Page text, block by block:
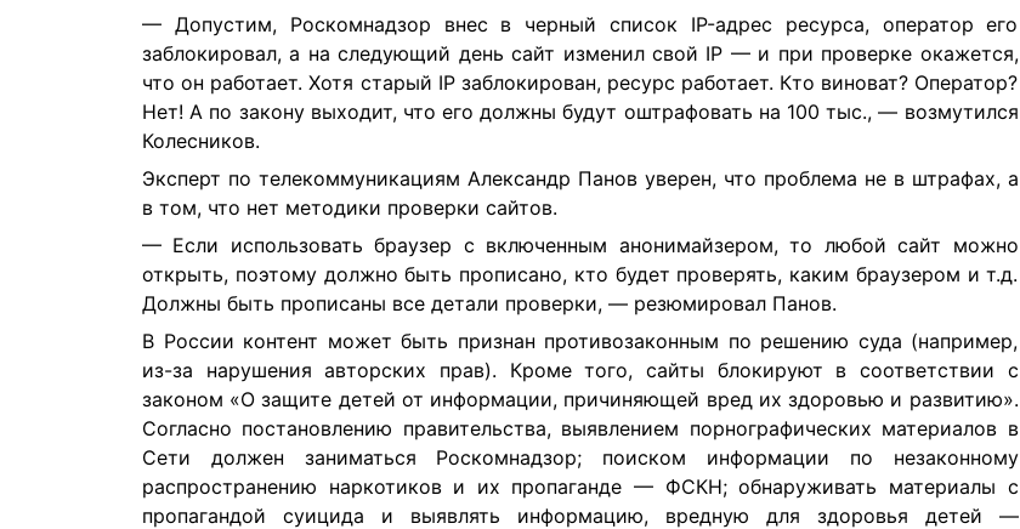
— Допустим, Роскомнадзор внес в черный список IP-адрес ресурса, оператор его
заблокировал, а на следующий день сайт изменил свой IP — и при проверке окажется,
что он работает. Хотя старый IP заблокирован, ресурс работает. Кто виноват? Оператор?
Нет! А по закону выходит, что его должны будут оштрафовать на 100 тыс., — возмутился
Колесников.
Эксперт по телекоммуникациям Александр Панов уверен, что проблема не в штрафах, а
в том, что нет методики проверки сайтов.
— Если использовать браузер с включенным анонимайзером, то любой сайт можно
открыть, поэтому должно быть прописано, кто будет проверять, каким браузером и т.д.
Должны быть прописаны все детали проверки, — резюмировал Панов.
В России контент может быть признан противозаконным по решению суда (например,
из-за нарушения авторских прав). Кроме того, сайты блокируют в соответствии с
законом «О защите детей от информации, причиняющей вред их здоровью и развитию».
Согласно постановлению правительства, выявлением порнографических материалов в
Сети должен заниматься Роскомнадзор; поиском информации по незаконному
распространению наркотиков и их пропаганде — ФСКН; обнаруживать материалы с
пропагандой суицида и выявлять информацию, вредную для здоровья детей —